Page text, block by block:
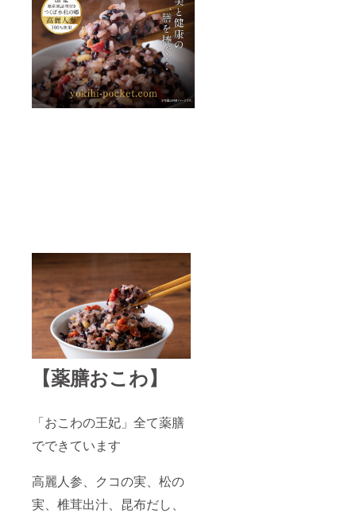
【薬膳おこわ】
「おこわの王妃」全て薬膳
でできています
高麗人参、クコの実、松の
実、椎茸出汁、昆布だし、